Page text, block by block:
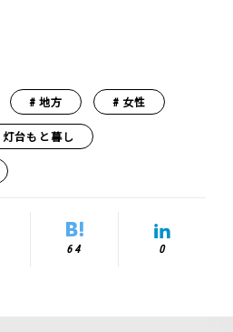
地方 女性
灯台もと暮し
64 0